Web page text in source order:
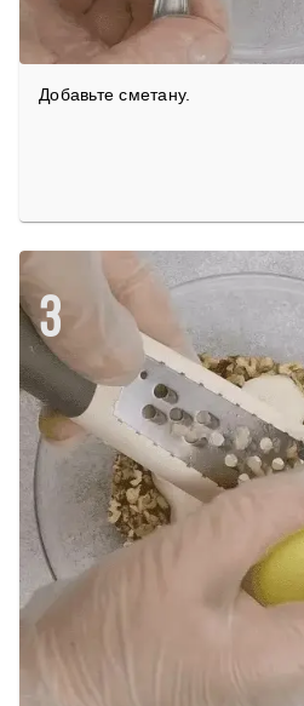
Добавьте сметану.
3